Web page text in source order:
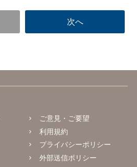
ご意見・ご要望
利用規約
プライバシーポリシー
外部送信ポリシー